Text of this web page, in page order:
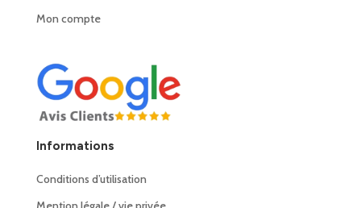
Mon compte
Informations
Conditions d’utilisation